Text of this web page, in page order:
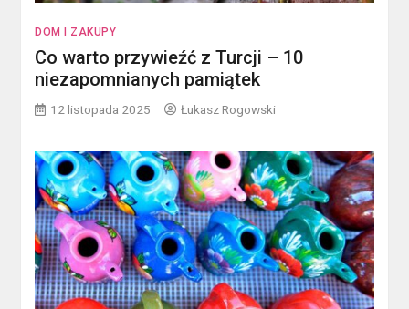
DOM I ZAKUPY
Co warto przywieźć z Turcji – 10
niezapomnianych pamiątek
12 listopada 2025 Łukasz Rogowski